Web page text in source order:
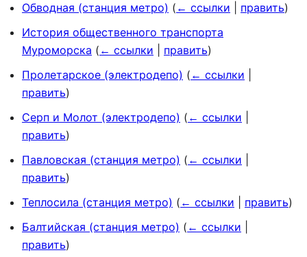
Обводная (станция метро) ( ← ссылки править)
История общественного транспорта
Муроморска ( ← ссылки править)
Пролетарское (электродепо) ( ← ссылки
править)
Серп и Молот (электродепо) ( ← ссылки
править)
Павловская (станция метро) ( ← ссылки
править)
Теплосила (станция метро) ( ← ссылки править)
Балтийская (станция метро) ( ← ссылки
править)